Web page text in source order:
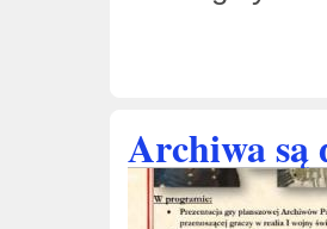
Archiwa są